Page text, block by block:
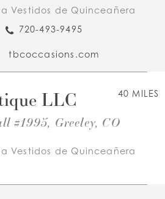
Vestidos de Quinceañera
720-493-9495
tbcoccasions.com
40 MILES
LLC
#1995, Greeley, CO
Vestidos de Quinceañera